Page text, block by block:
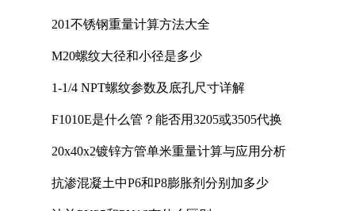
201不锈钢重量计算方法大全
M20螺纹大径和小径是多少
1-1/4 NPT螺纹参数及底孔尺寸详解
F1010E是什么管？能否用3205或3505代换
20x40x2镀锌方管单米重量计算与应用分析
抗渗混凝土中P6和P8膨胀剂分别加多少